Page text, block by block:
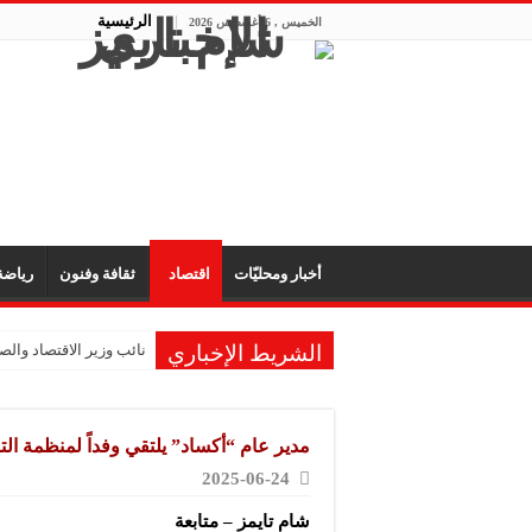
الخميس , 6 أغسطس 2026 الرئيسية
أخبار ومحليّات اقتصاد ثقافة وفنون
الشريط الإخباري نائب وزير الاقتصاد
الشركة العربية
مدير عام “أكساد” يلتقي وفداً لمنظمة
2025-06-24
شام تايمز – متابعة